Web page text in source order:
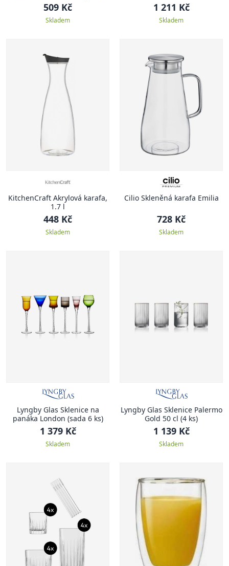
509 Kč
Skladem
1 211 Kč
Skladem
KitchenCraft Akrylová karafa,
1.7 l
448 Kč
Skladem
Cilio Skleněná karafa Emilia
728 Kč
Skladem
Lyngby Glas Sklenice na
panáka London (sada 6 ks)
1 379 Kč
Skladem
Lyngby Glas Sklenice Palermo
Gold 50 cl (4 ks)
1 139 Kč
Skladem